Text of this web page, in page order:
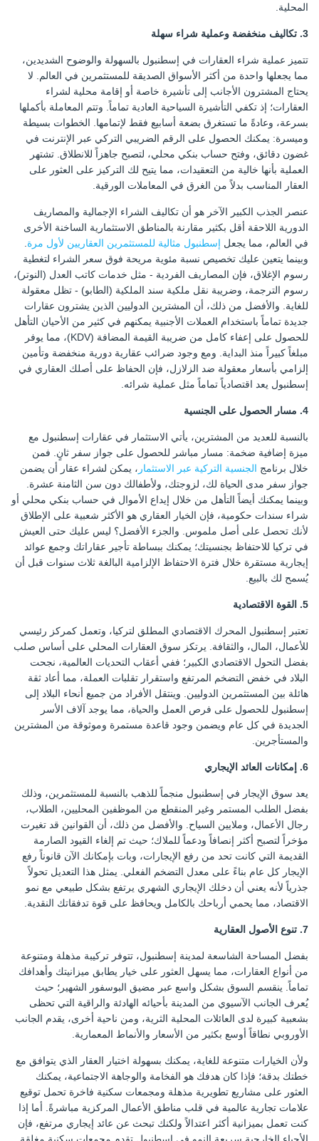
المحلية.
3. تكاليف منخفضة وعملية شراء سهلة
تتميز عملية شراء العقارات في إسطنبول بالسهولة والوضوح الشديدين،
مما يجعلها واحدة من أكثر الأسواق الصديقة للمستثمرين في العالم. لا
يحتاج المشترون الأجانب إلى تأشيرة خاصة أو إقامة محلية لشراء
العقارات؛ إذ تكفي التأشيرة السياحية العادية تماماً. وتتم المعاملة بأكملها
بسرعة، وعادةً ما تستغرق بضعة أسابيع فقط لإتمامها. الخطوات بسيطة
وميسرة: يمكنك الحصول على الرقم الضريبي التركي عبر الإنترنت في
غضون دقائق، وفتح حساب بنكي محلي، لتصبح جاهزاً للانطلاق. تشتهر
العملية بأنها خالية من التعقيدات، مما يتيح لك التركيز على العثور على
العقار المناسب بدلاً من الغرق في المعاملات الورقية.
عنصر الجذب الكبير الآخر هو أن تكاليف الشراء الإجمالية والمصاريف
الدورية اللاحقة أقل بكثير مقارنة بالمناطق الاستثمارية الساخنة الأخرى
في العالم، مما يجعل إسطنبول مثالية للمستثمرين العقاريين لأول مرة.
وبينما يتعين عليك تخصيص نسبة مئوية مريحة فوق سعر الشراء لتغطية
رسوم الإغلاق، فإن المصاريف الفردية - مثل خدمات كاتب العدل (النوتر)،
رسوم الترجمة، وضريبة نقل ملكية سند الملكية (الطابو) - تظل معقولة
للغاية. والأفضل من ذلك، أن المشترين الدوليين الذين يشترون عقارات
جديدة تماماً باستخدام العملات الأجنبية يمكنهم في كثير من الأحيان التأهل
للحصول على إعفاء كامل من ضريبة القيمة المضافة (KDV)، مما يوفر
مبلغاً كبيراً منذ البداية. ومع وجود ضرائب عقارية دورية منخفضة وتأمين
إلزامي بأسعار معقولة ضد الزلازل، فإن الحفاظ على أصلك العقاري في
إسطنبول يعد اقتصادياً تماماً مثل عملية شرائه.
4. مسار الحصول على الجنسية
بالنسبة للعديد من المشترين، يأتي الاستثمار في عقارات إسطنبول مع
ميزة إضافية ضخمة: مسار مباشر للحصول على جواز سفر ثانٍ. فمن
خلال برنامج الجنسية التركية عبر الاستثمار، يمكن لشراء عقار أن يضمن
جواز سفر مدى الحياة لك، لزوجتك، ولأطفالك دون سن الثامنة عشرة.
وبينما يمكنك أيضاً التأهل من خلال إيداع الأموال في حساب بنكي محلي أو
شراء سندات حكومية، فإن الخيار العقاري هو الأكثر شعبية على الإطلاق
لأنك تحصل على أصل ملموس. والجزء الأفضل؟ ليس عليك حتى العيش
في تركيا للاحتفاظ بجنسيتك؛ يمكنك ببساطة تأجير عقاراتك وجمع عوائد
إيجارية مستقرة خلال فترة الاحتفاظ الإلزامية البالغة ثلاث سنوات قبل أن
يُسمح لك بالبيع.
5. القوة الاقتصادية
تعتبر إسطنبول المحرك الاقتصادي المطلق لتركيا، وتعمل كمركز رئيسي
للأعمال، المال، والثقافة. يرتكز سوق العقارات المحلي على أساس صلب
بفضل التحول الاقتصادي الكبير؛ ففي أعقاب التحديات العالمية، نجحت
البلاد في خفض التضخم المرتفع واستقرار تقلبات العملة، مما أعاد ثقة
هائلة بين المستثمرين الدوليين. وينتقل الأفراد من جميع أنحاء البلاد إلى
إسطنبول للحصول على فرص العمل والحياة، مما يوجد آلاف الأسر
الجديدة في كل عام ويضمن وجود قاعدة مستمرة وموثوقة من المشترين
والمستأجرين.
6. إمكانات العائد الإيجاري
يعد سوق الإيجار في إسطنبول منجماً للذهب بالنسبة للمستثمرين، وذلك
بفضل الطلب المستمر وغير المنقطع من الموظفين المحليين، الطلاب،
رجال الأعمال، وملايين السياح. والأفضل من ذلك، أن القوانين قد تغيرت
مؤخراً لتصبح أكثر إنصافاً ودعماً للملاك؛ حيث تم إلغاء القيود الصارمة
القديمة التي كانت تحد من رفع الإيجارات، وبات بإمكانك الآن قانوناً رفع
الإيجار كل عام بناءً على معدل التضخم الفعلي. يمثل هذا التعديل تحولاً
جذرياً لأنه يعني أن دخلك الإيجاري الشهري يرتفع بشكل طبيعي مع نمو
الاقتصاد، مما يحمي أرباحك بالكامل ويحافظ على قوة تدفقاتك النقدية.
7. تنوع الأصول العقارية
بفضل المساحة الشاسعة لمدينة إسطنبول، تتوفر تركيبة مذهلة ومتنوعة
من أنواع العقارات، مما يسهل العثور على خيار يطابق ميزانيتك وأهدافك
تماماً. ينقسم السوق بشكل واسع عبر مضيق البوسفور الشهير؛ حيث
يُعرف الجانب الآسيوي من المدينة بأحيائه الهادئة والراقية التي تحظى
بشعبية كبيرة لدى العائلات المحلية الثرية، ومن ناحية أخرى، يقدم الجانب
الأوروبي نطاقاً أوسع بكثير من الأسعار والأنماط المعمارية.
ولأن الخيارات متنوعة للغاية، يمكنك بسهولة اختيار العقار الذي يتوافق مع
خطتك بدقة؛ فإذا كان هدفك هو الفخامة والوجاهة الاجتماعية، يمكنك
العثور على مشاريع تطويرية مذهلة ومجمعات سكنية فاخرة تحمل توقيع
علامات تجارية عالمية في قلب مناطق الأعمال المركزية مباشرةً. أما إذا
كنت تعمل بميزانية أكثر اعتدالاً ولكنك تبحث عن عائد إيجاري مرتفع، فإن
الأحياء الخارجية سريعة النمو في إسطنبول تقدم مجمعات سكنية مغلقة